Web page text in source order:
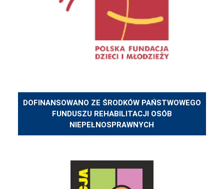
DOFINANSOWANO ZE ŚRODKÓW PAŃSTWOWEGO
FUNDUSZU REHABILITACJI OSÓB
NIEPEŁNOSPRAWNYCH